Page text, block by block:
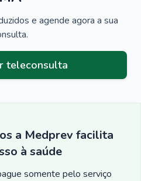
e agende agora a sua
teleconsulta
a Medprev facilita
à saúde
somente pelo serviço